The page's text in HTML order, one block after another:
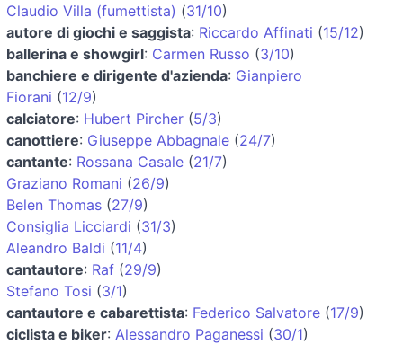
Claudio Villa (fumettista) (31/10)
autore di giochi e saggista: Riccardo Affinati (15/12)
ballerina e showgirl: Carmen Russo (3/10)
banchiere e dirigente d'azienda: Gianpiero
Fiorani (12/9)
calciatore: Hubert Pircher (5/3)
canottiere: Giuseppe Abbagnale (24/7)
cantante: Rossana Casale (21/7)
Graziano Romani (26/9)
Belen Thomas (27/9)
Consiglia Licciardi (31/3)
Aleandro Baldi (11/4)
cantautore: Raf (29/9)
Stefano Tosi (3/1)
cantautore e cabarettista: Federico Salvatore (17/9)
ciclista e biker: Alessandro Paganessi (30/1)